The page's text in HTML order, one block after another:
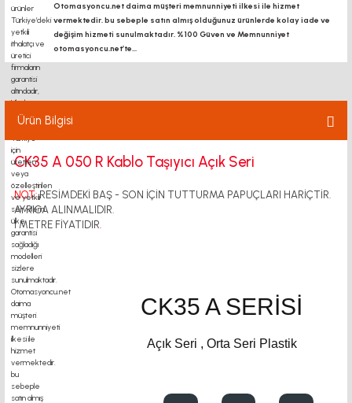
Otomasyoncu.net daima müşteri memnunniyeti ilkesi ile hizmet
vermektedir. bu sebeple satın almış olduğunuz ürünlerde kolay iade ve
değişim hizmeti sunulmaktadır. %100 Güven ve Memnunniyet
otomasyoncu.net’te...
Ürün Bilgisi
CK35 A 050 R Kablo Taşıyıcı Açık Seri
NOT:RESİMDEKİ BAŞ - SON İÇİN TUTTURMA PAPUÇLARI HARİÇTİR.
AYRICA ALINMALIDIR.
1 METRE FİYATIDIR
CK35 A SERİSİ
Açık Seri , Orta Seri Plastik